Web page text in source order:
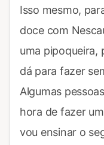
Isso mesmo,
doce com
uma pipoqueira,
dá para fazer
Algumas
hora de fazer
vou ensinar o